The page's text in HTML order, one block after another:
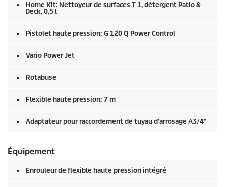
Home Kit: Nettoyeur de surfaces T 1, détergent Patio &
Deck, 0,5 l
Pistolet haute pression: G 120 Q Power Control
Vario Power Jet
Rotabuse
Flexible haute pression: 7 m
Adaptateur pour raccordement de tuyau d'arrosage A3/4"
Équipement
Enrouleur de flexible haute pression intégré